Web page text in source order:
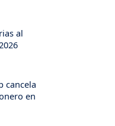
al
cancela
en